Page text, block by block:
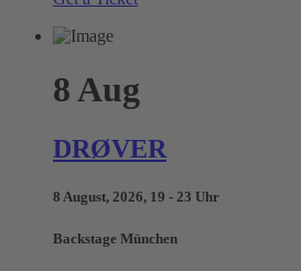
8Aug
DRØVER
8 August, 2026, 19 - 23 Uhr
Backstage München